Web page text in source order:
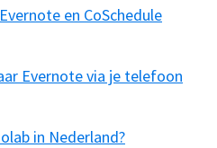
en CoSchedule
Evernote via je telefoon
in Nederland?